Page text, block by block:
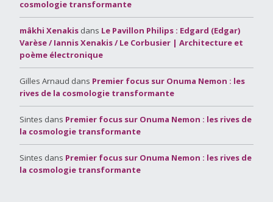
cosmologie transformante
mâkhi Xenakis dans Le Pavillon Philips : Edgard (Edgar)
Varèse / Iannis Xenakis / Le Corbusier | Architecture et
poème électronique
Gilles Arnaud dans Premier focus sur Onuma Nemon : les
rives de la cosmologie transformante
Sintes dans Premier focus sur Onuma Nemon : les rives de
la cosmologie transformante
Sintes dans Premier focus sur Onuma Nemon : les rives de
la cosmologie transformante